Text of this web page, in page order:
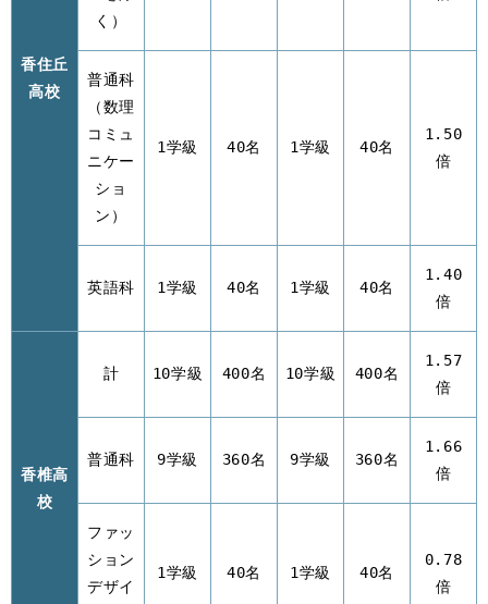
香住丘
高校
く）
普通科
（数理
コミュ
ニケー
ショ
ン）
1学級 40名 1学級 40名
1.50
倍
英語科 1学級 40名 1学級 40名
1.40
倍
香椎高
校
計 10学級 400名 10学級 400名
1.57
倍
普通科 9学級 360名 9学級 360名
1.66
倍
ファッ
ション
デザイ
1学級 40名 1学級 40名
0.78
倍